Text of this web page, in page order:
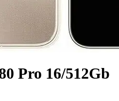
Pro 16/512Gb